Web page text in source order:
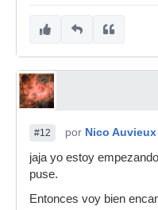
#12 por Nico Auvieux
jaja yo estoy
puse.
Entonces voy bien